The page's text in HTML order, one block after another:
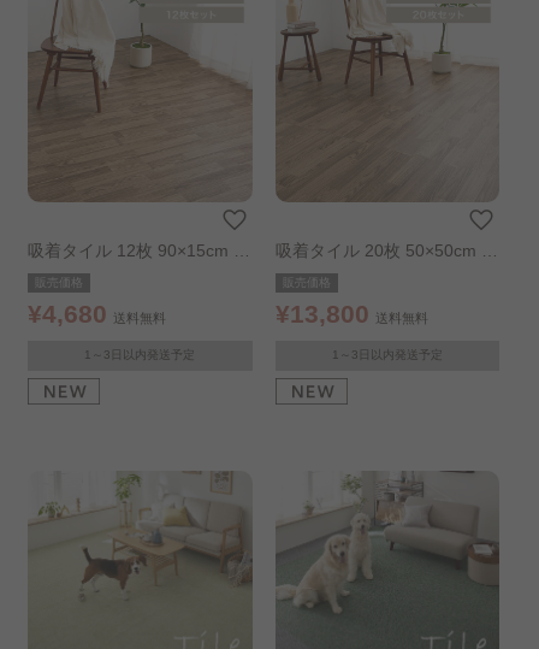
130×185cm～(約1.5畳) 185×185cm～(約2畳)
185×240cm～ 200×250cm～(約3畳)
夏用ラグ
吸着タイル 12枚 90×15cm 木
目×ウォールナット
販売価格
¥4,680 送料無料
1～3日以内発送予定
吸着タイル 20枚 50×50cm 木
目×ウォールナット
販売価格
¥13,800 送料無料
1～3日以内発送予定